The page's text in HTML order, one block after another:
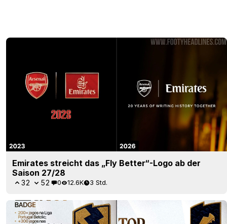
Emirates streicht das „Fly Better“-Logo ab der
Saison 27/28
32 52 0 12.6K 3 Std.